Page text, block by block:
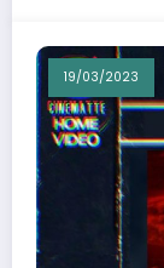
19/03/2023